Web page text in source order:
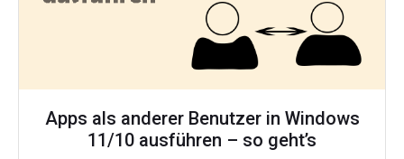
Apps als anderer Benutzer in Windows
11/10 ausführen – so geht’s